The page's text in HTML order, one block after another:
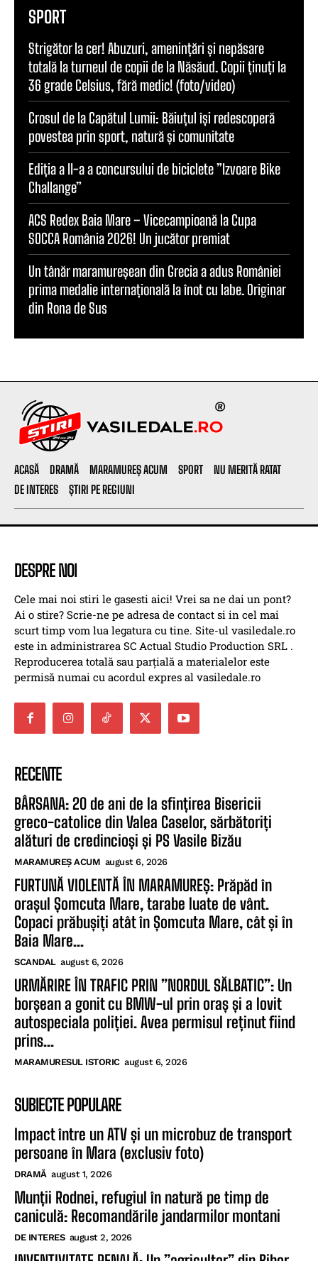
SPORT
Strigător la cer! Abuzuri, amenințări și nepăsare
totală la turneul de copii de la Năsăud. Copii ținuți la
36 grade Celsius, fără medic! (foto/video)
Crosul de la Capătul Lumii: Băiuțul își redescoperă
povestea prin sport, natură și comunitate
Ediția a II-a a concursului de biciclete ”Izvoare Bike
Challange”
ACS Redex Baia Mare – Vicecampioană la Cupa
SOCCA România 2026! Un jucător premiat
Un tânăr maramureșean din Grecia a adus României
prima medalie internațională la înot cu labe. Originar
din Rona de Sus
ACASĂ DRAMĂ MARAMUREȘ ACUM SPORT
NU MERITĂ RATAT
DE INTERES
ȘTIRI PE REGIUNI
DESPRE NOI
Cele mai noi stiri le gasesti aici! Vrei sa ne dai un pont?
Ai o stire? Scrie-ne pe adresa de contact si in cel mai
scurt timp vom lua legatura cu tine. Site-ul vasiledale.ro
este in administrarea SC Actual Studio Production SRL .
Reproducerea totală sau parțială a materialelor este
permisă numai cu acordul expres al vasiledale.ro
RECENTE
BÂRSANA: 20 de ani de la sfințirea Bisericii
greco-catolice din Valea Caselor, sărbătoriți
alături de credincioși și PS Vasile Bizău
MARAMUREȘ ACUM august 6, 2026
FURTUNĂ VIOLENTĂ ÎN MARAMUREȘ: Prăpăd în
orașul Șomcuta Mare, tarabe luate de vânt.
Copaci prăbușiți atât în Șomcuta Mare, cât și în
Baia Mare...
SCANDAL august 6, 2026
URMĂRIRE ÎN TRAFIC PRIN ”NORDUL SĂLBATIC”: Un
borșean a gonit cu BMW-ul prin oraș și a lovit
autospeciala poliției. Avea permisul reținut fiind
prins...
MARAMURESUL ISTORIC august 6, 2026
SUBIECTE POPULARE
Impact între un ATV și un microbuz de transport
persoane în Mara (exclusiv foto)
DRAMĂ august 1, 2026
Munții Rodnei, refugiul în natură pe timp de
caniculă: Recomandările jandarmilor montani
DE INTERES august 2, 2026